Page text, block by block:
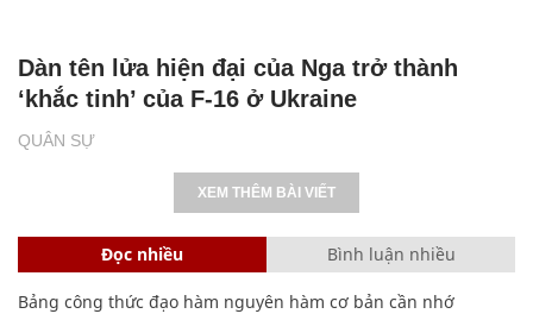
QUÂN SỰ
Dàn tên lửa hiện đại của Nga trở thành
‘khắc tinh’ của F-16 ở Ukraine
XEM THÊM BÀI VIẾT
Đọc nhiều Bình luận nhiều
Bảng công thức đạo hàm nguyên hàm cơ bản cần nhớ